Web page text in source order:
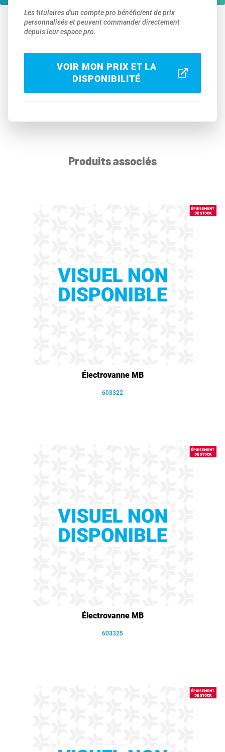
Les titulaires d'un compte pro bénéficient de prix
personnalisés et peuvent commander directement
depuis leur espace pro.
VOIR MON PRIX ET LA
DISPONIBILITÉ
Produits associés
Électrovanne MB
603322
Électrovanne MB
603325